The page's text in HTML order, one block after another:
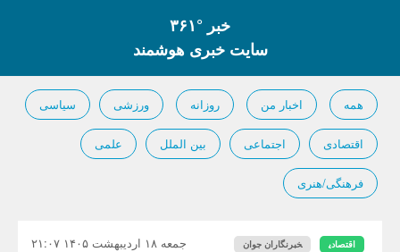
خبر °۳۶۱
سایت خبری هوشمند
همه اخبار من روزانه ورزشی سیاسی
اقتصادی اجتماعی بین الملل علمی
فرهنگی/هنری
جمعه ۱۸ اردیبهشت ۱۴۰۵ ۲۱:۰۷ اقتصادی خبرنگاران جوان